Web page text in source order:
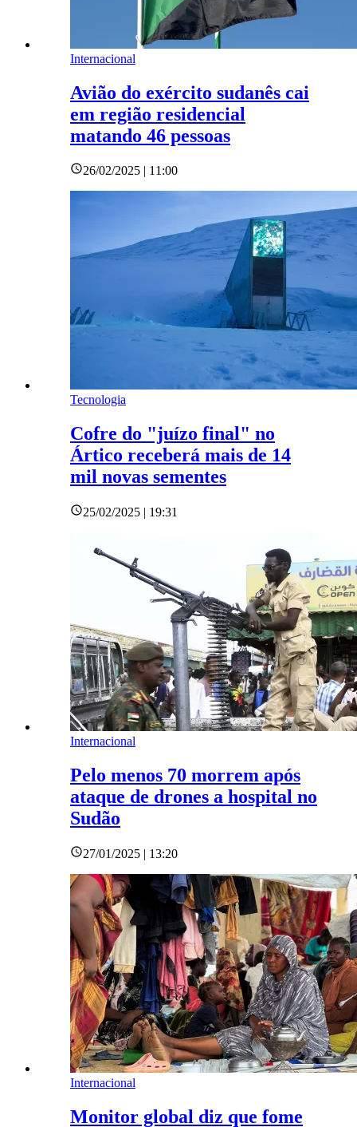
Internacional
Avião do exército sudanês cai
em região residencial
matando 46 pessoas
26/02/2025 | 11:00
Tecnologia
Cofre do "juízo final" no
Ártico receberá mais de 14
mil novas sementes
25/02/2025 | 19:31
Internacional
Pelo menos 70 morrem após
ataque de drones a hospital no
Sudão
27/01/2025 | 13:20
Internacional
Monitor global diz que fome